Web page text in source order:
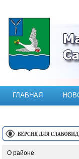
ГЛАВНАЯ
О районе